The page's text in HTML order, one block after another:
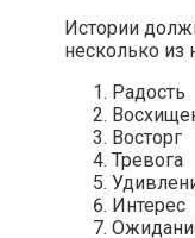
Истории
несколько из
Радость
Восторг
Тревога
Интерес